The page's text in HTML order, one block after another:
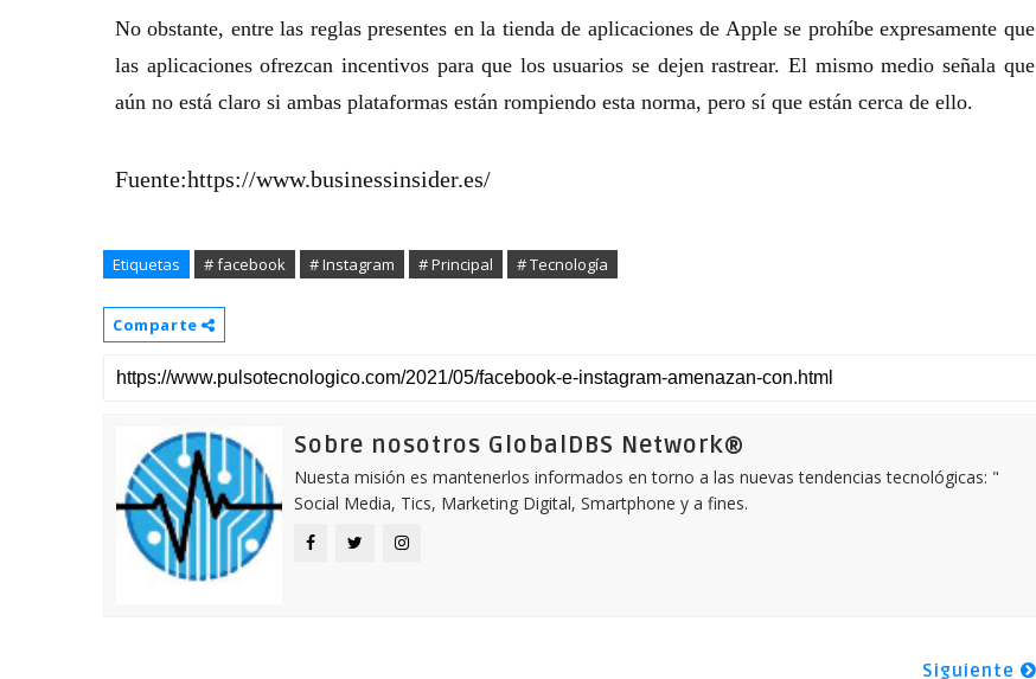
No obstante, entre las reglas presentes en la tienda de aplicaciones de Apple se prohíbe expresamente que
las aplicaciones ofrezcan incentivos para que los usuarios se dejen rastrear. El mismo medio señala que
aún no está claro si ambas plataformas están rompiendo esta norma, pero sí que están cerca de ello.
Fuente:https://www.businessinsider.es/
Etiquetas # facebook # Instagram # Principal # Tecnología
Comparte
Sobre nosotros GlobalDBS Network®
Nuesta misión es mantenerlos informados en torno a las nuevas tendencias tecnológicas: "
Social Media, Tics, Marketing Digital, Smartphone y a fines.
Siguiente